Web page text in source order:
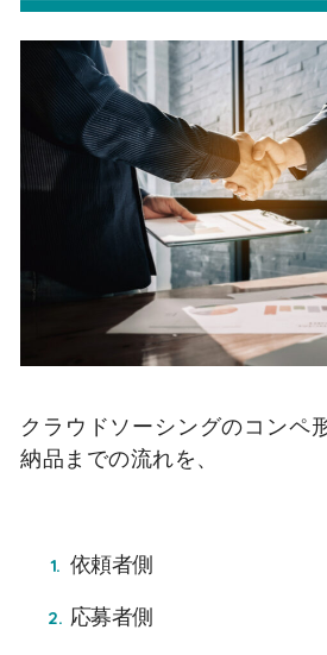
クラウドソーシングのコンペ
納品までの流れを、
依頼者側
応募者側